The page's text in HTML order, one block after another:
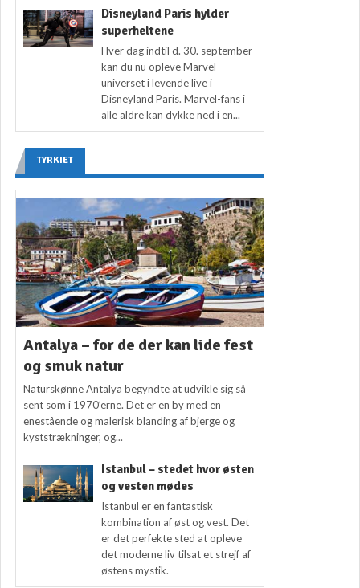
Disneyland Paris hylder
superheltene
Hver dag indtil d. 30. september
kan du nu opleve Marvel-
universet i levende live i
Disneyland Paris. Marvel-fans i
alle aldre kan dykke ned i en...
TYRKIET
Antalya – for de der kan lide fest
og smuk natur
Naturskønne Antalya begyndte at udvikle sig så
sent som i 1970’erne. Det er en by med en
enestående og malerisk blanding af bjerge og
kyststrækninger, og...
Istanbul – stedet hvor østen
og vesten mødes
Istanbul er en fantastisk
kombination af øst og vest. Det
er det perfekte sted at opleve
det moderne liv tilsat et strejf af
østens mystik.